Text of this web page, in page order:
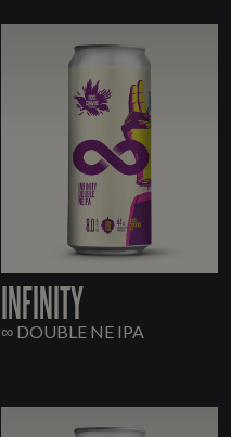
INFINITY
∞ DOUBLE NE IPA